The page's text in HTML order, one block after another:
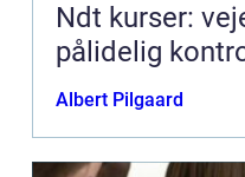
Ndt kurser:
pålidelig
Albert Pilgaard